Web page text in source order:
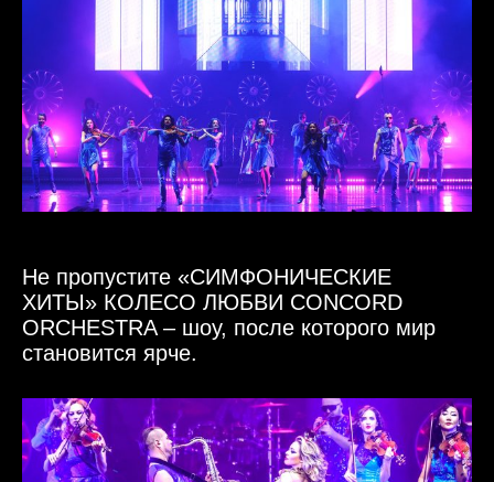
Не пропустите «СИМФОНИЧЕСКИЕ
ХИТЫ» КОЛЕСО ЛЮБВИ CONCORD
ORCHESTRA – шоу, после которого мир
становится ярче.